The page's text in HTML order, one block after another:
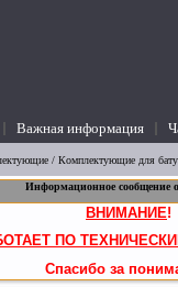
Важная информация
/ Комплектующие для
Информационное сообщение
ВНИМАНИЕ!
ПО
Спасибо за